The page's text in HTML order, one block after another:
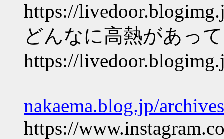
https://
どんなに高熱があっ
https://
nakaema.blog.jp/
https://